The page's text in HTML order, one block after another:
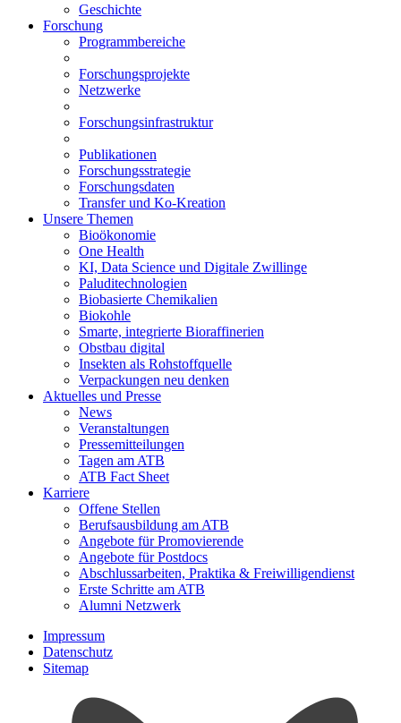
Geschichte
Forschung
Programmbereiche
Forschungsprojekte
Netzwerke
Forschungsinfrastruktur
Publikationen
Forschungsstrategie
Forschungsdaten
Transfer und Ko-Kreation
Unsere Themen
Bioökonomie
One Health
KI, Data Science und Digitale Zwillinge
Paluditechnologien
Biobasierte Chemikalien
Biokohle
Smarte, integrierte Bioraffinerien
Obstbau digital
Insekten als Rohstoffquelle
Verpackungen neu denken
Aktuelles und Presse
News
Veranstaltungen
Pressemitteilungen
Tagen am ATB
ATB Fact Sheet
Karriere
Offene Stellen
Berufsausbildung am ATB
Angebote für Promovierende
Angebote für Postdocs
Abschlussarbeiten, Praktika & Freiwilligendienst
Erste Schritte am ATB
Alumni Netzwerk
Impressum
Datenschutz
Sitemap